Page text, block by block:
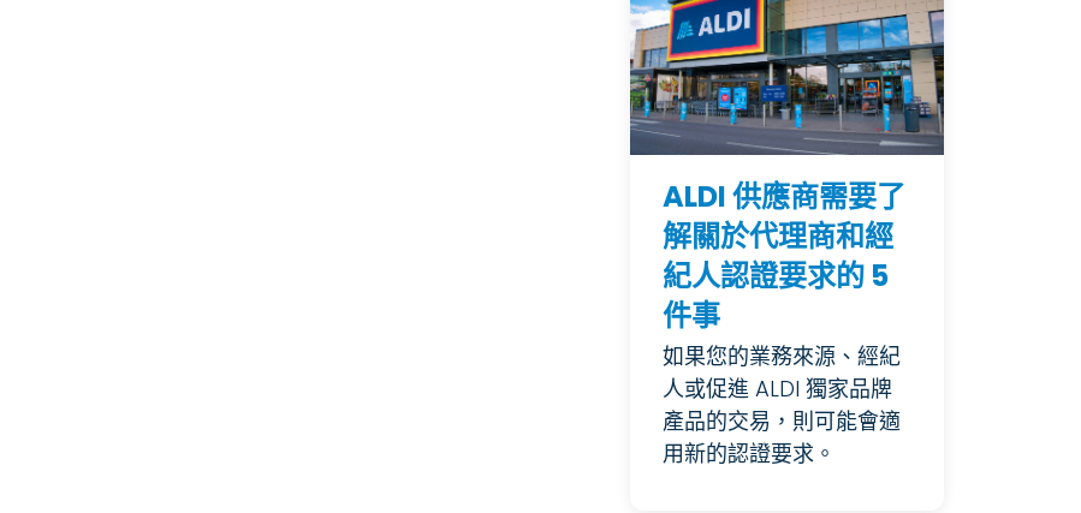
ALDI 供應商需要了
解關於代理商和經
紀人認證要求的 5
件事
如果您的業務來源、經紀
人或促進 ALDI 獨家品牌
產品的交易，則可能會適
用新的認證要求。